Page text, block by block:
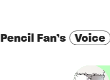
Fan’s Voice